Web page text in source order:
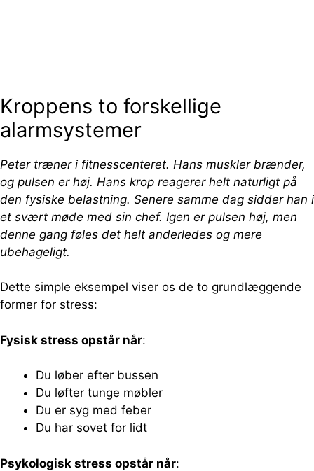
Kroppens to forskellige
alarmsystemer
Peter træner i fitnesscenteret. Hans muskler brænder,
og pulsen er høj. Hans krop reagerer helt naturligt på
den fysiske belastning. Senere samme dag sidder han i
et svært møde med sin chef. Igen er pulsen høj, men
denne gang føles det helt anderledes og mere
ubehageligt.
Dette simple eksempel viser os de to grundlæggende
former for stress:
Fysisk stress opstår når:
Du løber efter bussen
Du løfter tunge møbler
Du er syg med feber
Du har sovet for lidt
Psykologisk stress opstår når: